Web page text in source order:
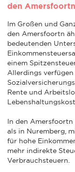
den
Im Großen und
den Amersfoortn
bedeutenden
einem
Allerdings verfügen
Rente und
In den
als in Nuremberg,
für hohe
mehr indirekte
Verbrauchsteuern.